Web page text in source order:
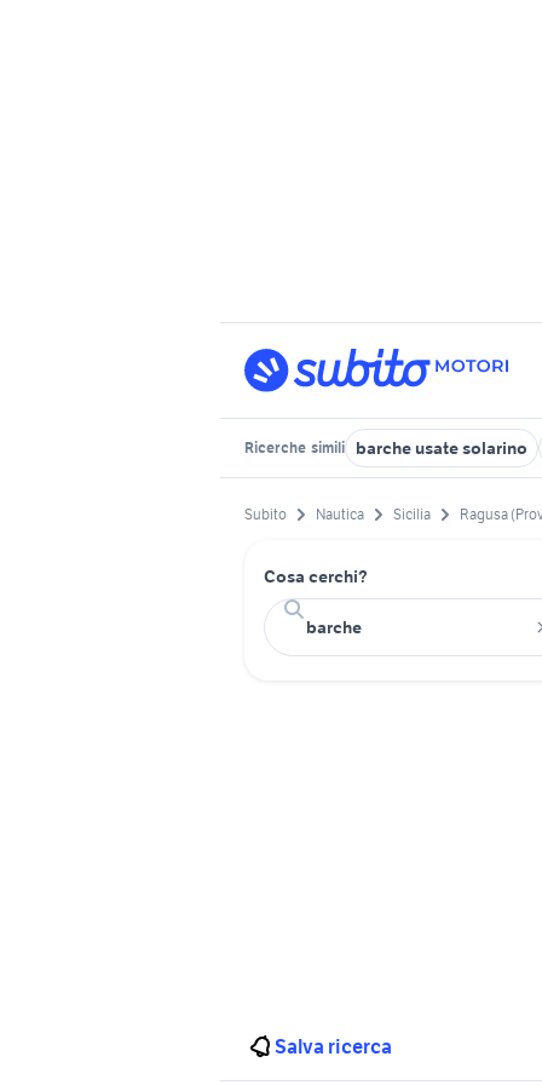
Ricerche simili barche usate solarino
Subito Nautica Sicilia Ragusa
Cosa cerchi?
Salva ricerca